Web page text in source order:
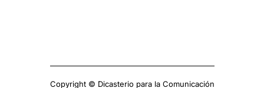
Copyright © Dicasterio para la Comunicación